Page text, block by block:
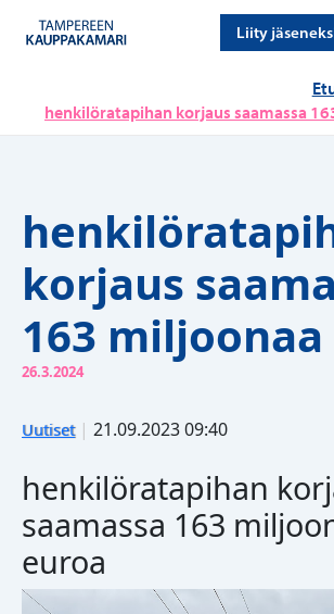
sisältöön
Liity
henkilöratapihan korjaus saamassa
korjaus
163
26.3.2024
Uutiset | 21.09.2023 09:40
henkilöratapihan
saamassa 163
euroa